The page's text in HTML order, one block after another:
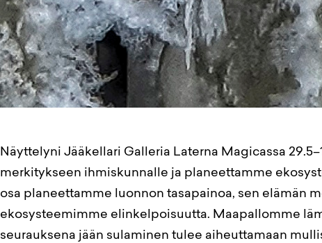
Näyttelyni Jääkellari Galleria Laterna Magicassa
merkitykseen ihmiskunnalle ja planeettamme
osa planeettamme luonnon tasapainoa, sen elämän
ekosysteemimme elinkelpoisuutta. Maapallomme
seurauksena jään sulaminen tulee aiheuttamaan